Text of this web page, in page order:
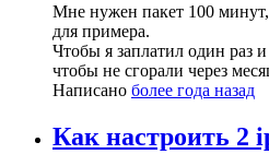
Мне нужен пакет 100 минут,
для примера.
Чтобы я заплатил один раз
чтобы не сгорали через
Написано более года назад
Как настроить 2